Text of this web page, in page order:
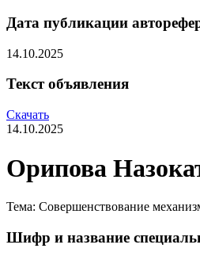
Дата публикации
14.10.2025
Текст объявления
Скачать
14.10.2025
Орипова
Тема: Совершенствование
Шифр и название